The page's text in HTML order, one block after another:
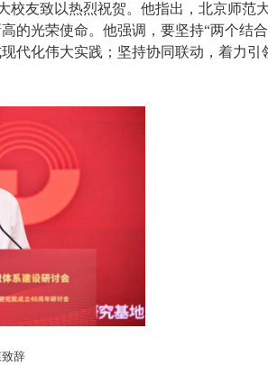
友致以热烈祝贺。他指出，北京师范
的光荣使命。他强调，要坚持“两个结
代化伟大实践；坚持协同联动，着力引
辞